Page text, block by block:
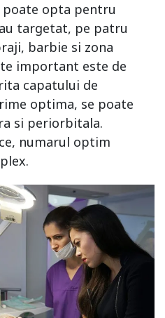
poate opta pentru
targetat, pe patru
barbie si zona
important este de
capatului de
optima, se poate
si periorbitala.
numarul optim